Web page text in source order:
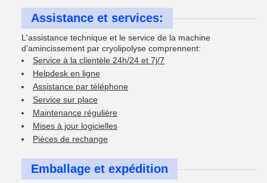
Assistance et services:
L'assistance technique et le service de la machine
d'amincissement par cryolipolyse comprennent:
Service à la clientèle 24h/24 et 7j/7
Helpdesk en ligne
Assistance par téléphone
Service sur place
Maintenance régulière
Mises à jour logicielles
Pièces de rechange
Emballage et expédition